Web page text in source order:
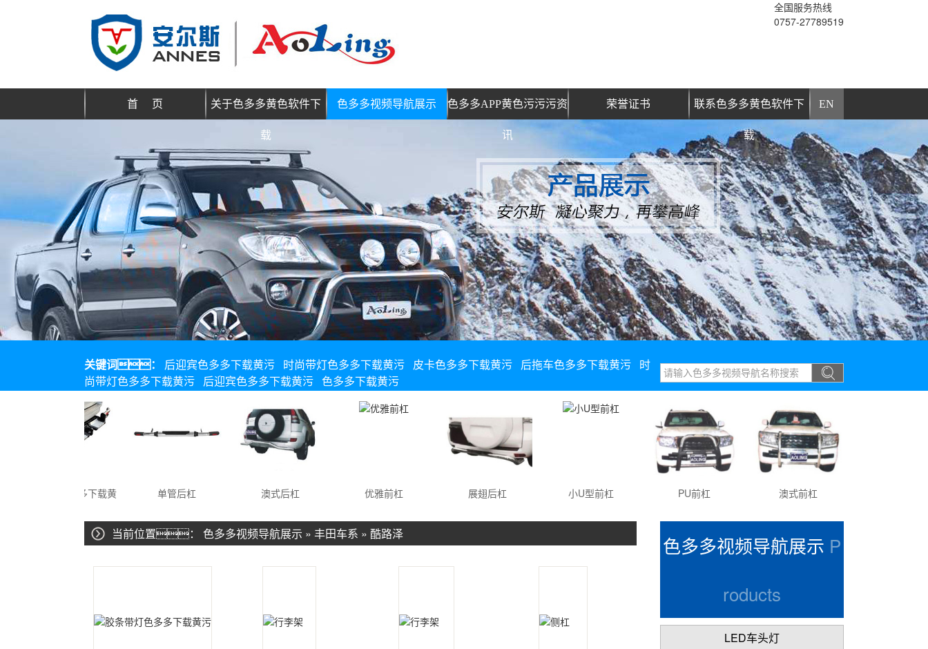
全国服务热线
0757-27789519
首 页 关于色多多黄色软件下
载
色多多视频导航展示 色多多APP黄色污污污资
讯
荣誉证书 联系色多多黄色软件下
载
EN
关键词： 后迎宾色多多下载黄污 时尚带灯色多多下载黄污 皮卡色多多下载黄污 后拖车色多多下载黄污 时
尚带灯色多多下载黄污 后迎宾色多多下载黄污 色多多下载黄污
后拖车色多多下载黄
单管后杠 澳式后杠 优雅前杠 展翅后杠 小U型前杠 PU前杠 澳式前杠
当前位置： 色多多视频导航展示 » 丰田车系 » 酷路泽 色多多视频导航展示 P
roducts
LED车头灯